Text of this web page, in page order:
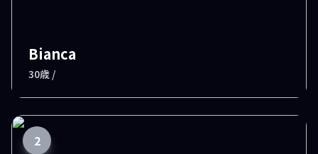
Bianca
30歳 /
2